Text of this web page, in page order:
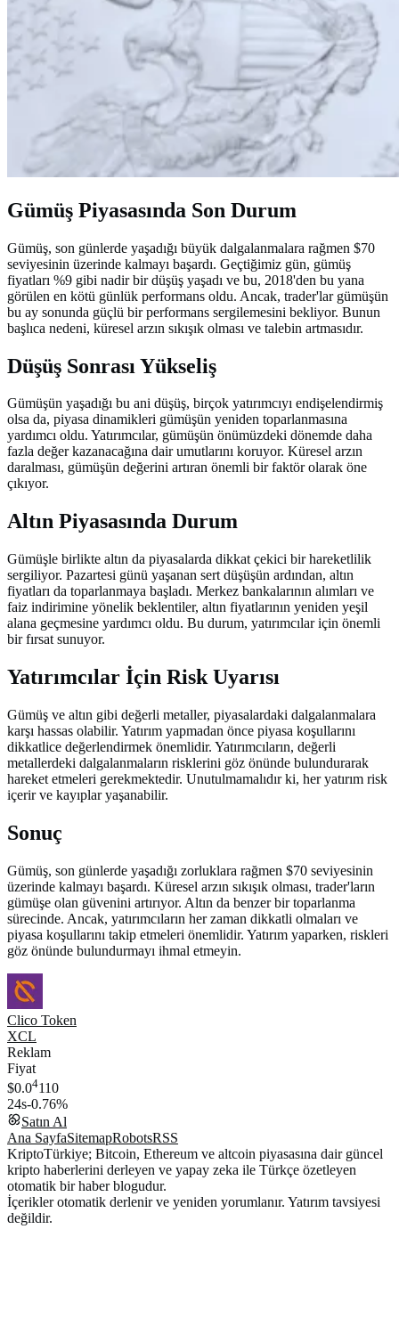
Gümüş Piyasasında Son Durum
Gümüş, son günlerde yaşadığı büyük dalgalanmalara rağmen $70
seviyesinin üzerinde kalmayı başardı. Geçtiğimiz gün, gümüş
fiyatları %9 gibi nadir bir düşüş yaşadı ve bu, 2018'den bu yana
görülen en kötü günlük performans oldu. Ancak, trader'lar gümüşün
bu ay sonunda güçlü bir performans sergilemesini bekliyor. Bunun
başlıca nedeni, küresel arzın sıkışık olması ve talebin artmasıdır.
Düşüş Sonrası Yükseliş
Gümüşün yaşadığı bu ani düşüş, birçok yatırımcıyı endişelendirmiş
olsa da, piyasa dinamikleri gümüşün yeniden toparlanmasına
yardımcı oldu. Yatırımcılar, gümüşün önümüzdeki dönemde daha
fazla değer kazanacağına dair umutlarını koruyor. Küresel arzın
daralması, gümüşün değerini artıran önemli bir faktör olarak öne
çıkıyor.
Altın Piyasasında Durum
Gümüşle birlikte altın da piyasalarda dikkat çekici bir hareketlilik
sergiliyor. Pazartesi günü yaşanan sert düşüşün ardından, altın
fiyatları da toparlanmaya başladı. Merkez bankalarının alımları ve
faiz indirimine yönelik beklentiler, altın fiyatlarının yeniden yeşil
alana geçmesine yardımcı oldu. Bu durum, yatırımcılar için önemli
bir fırsat sunuyor.
Yatırımcılar İçin Risk Uyarısı
Gümüş ve altın gibi değerli metaller, piyasalardaki dalgalanmalara
karşı hassas olabilir. Yatırım yapmadan önce piyasa koşullarını
dikkatlice değerlendirmek önemlidir. Yatırımcıların, değerli
metallerdeki dalgalanmaların risklerini göz önünde bulundurarak
hareket etmeleri gerekmektedir. Unutulmamalıdır ki, her yatırım risk
içerir ve kayıplar yaşanabilir.
Sonuç
Gümüş, son günlerde yaşadığı zorluklara rağmen $70 seviyesinin
üzerinde kalmayı başardı. Küresel arzın sıkışık olması, trader'ların
gümüşe olan güvenini artırıyor. Altın da benzer bir toparlanma
sürecinde. Ancak, yatırımcıların her zaman dikkatli olmaları ve
piyasa koşullarını takip etmeleri önemlidir. Yatırım yaparken, riskleri
göz önünde bulundurmayı ihmal etmeyin.
Clico Token
XCL
Reklam
Fiyat
$0.04110
24s-0.76%
Satın Al
Ana SayfaSitemapRobotsRSS
KriptoTürkiye; Bitcoin, Ethereum ve altcoin piyasasına dair güncel
kripto haberlerini derleyen ve yapay zeka ile Türkçe özetleyen
otomatik bir haber blogudur.
İçerikler otomatik derlenir ve yeniden yorumlanır. Yatırım tavsiyesi
değildir.